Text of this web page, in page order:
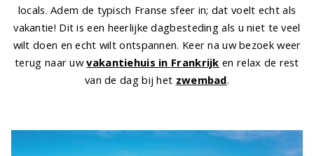
locals. Adem de typisch Franse sfeer in; dat voelt echt als
vakantie! Dit is een heerlijke dagbesteding als u niet te veel
wilt doen en echt wilt ontspannen. Keer na uw bezoek weer
terug naar uwvakantiehuis in Frankrijk en relax de rest
van de dag bij het zwembad.